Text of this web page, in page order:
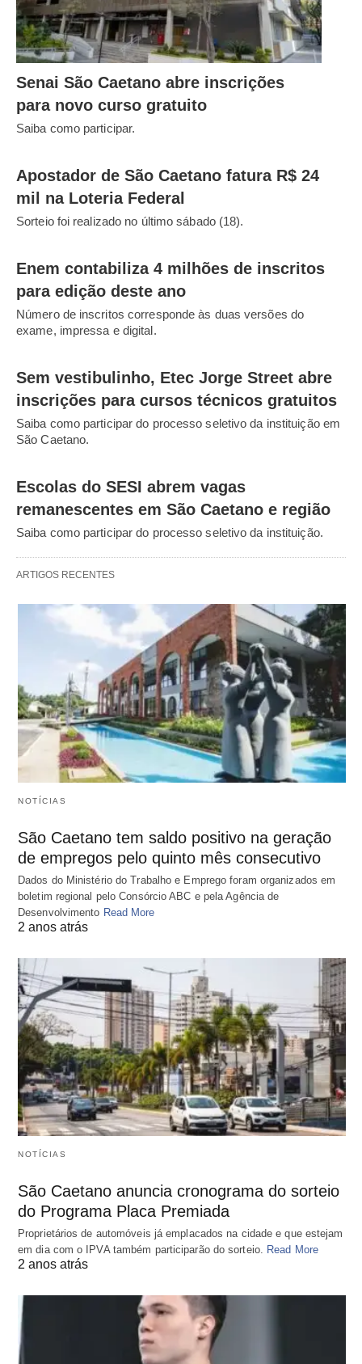
Senai São Caetano abre inscrições
para novo curso gratuito
Saiba como participar.
Apostador de São Caetano fatura R$ 24
mil na Loteria Federal
Sorteio foi realizado no último sábado (18).
Enem contabiliza 4 milhões de inscritos
para edição deste ano
Número de inscritos corresponde às duas versões do
exame, impressa e digital.
Sem vestibulinho, Etec Jorge Street abre
inscrições para cursos técnicos gratuitos
Saiba como participar do processo seletivo da instituição em
São Caetano.
Escolas do SESI abrem vagas
remanescentes em São Caetano e região
Saiba como participar do processo seletivo da instituição.
ARTIGOS RECENTES
NOTÍCIAS
São Caetano tem saldo positivo na geração
de empregos pelo quinto mês consecutivo
Dados do Ministério do Trabalho e Emprego foram organizados em
boletim regional pelo Consórcio ABC e pela Agência de
Desenvolvimento Read More
2 anos atrás
NOTÍCIAS
São Caetano anuncia cronograma do sorteio
do Programa Placa Premiada
Proprietários de automóveis já emplacados na cidade e que estejam
em dia com o IPVA também participarão do sorteio. Read More
2 anos atrás